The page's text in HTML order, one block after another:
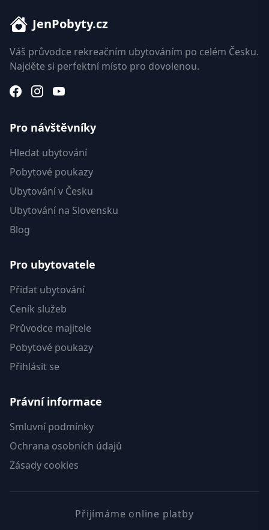
JenPobyty.cz
Váš průvodce rekreačním ubytováním po celém Česku.
Najděte si perfektní místo pro dovolenou.
Pro návštěvníky
Hledat ubytování
Pobytové poukazy
Ubytování v Česku
Ubytování na Slovensku
Blog
Pro ubytovatele
Přidat ubytování
Ceník služeb
Průvodce majitele
Pobytové poukazy
Přihlásit se
Právní informace
Smluvní podmínky
Ochrana osobních údajů
Zásady cookies
Přijímáme online platby